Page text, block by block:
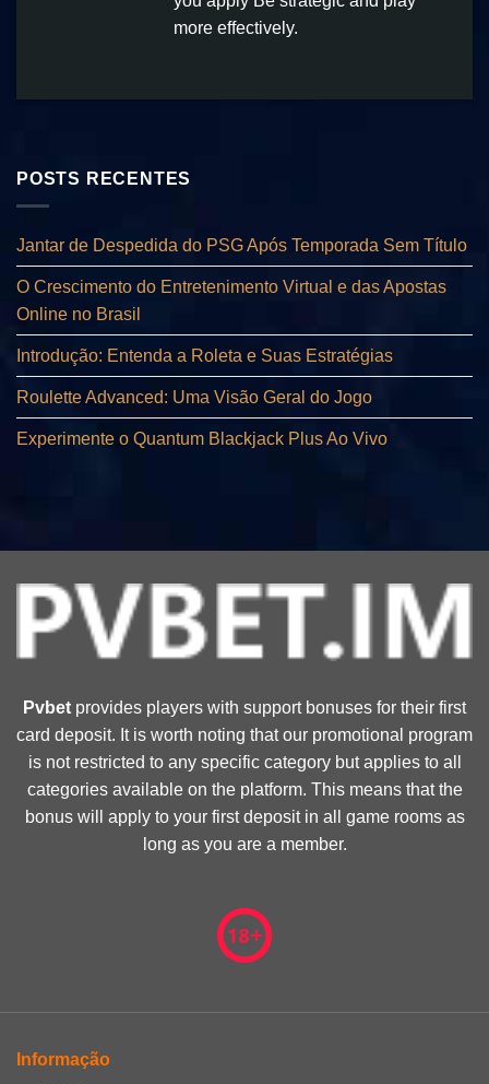
more effectively.
POSTS RECENTES
Jantar de Despedida do PSG Após Temporada Sem Título
O Crescimento do Entretenimento Virtual e das Apostas
Online no Brasil
Introdução: Entenda a Roleta e Suas Estratégias
Roulette Advanced: Uma Visão Geral do Jogo
Experimente o Quantum Blackjack Plus Ao Vivo
Pvbet provides players with support bonuses for their first
card deposit. It is worth noting that our promotional program
is not restricted to any specific category but applies to all
categories available on the platform. This means that the
bonus will apply to your first deposit in all game rooms as
long as you are a member.
Informação